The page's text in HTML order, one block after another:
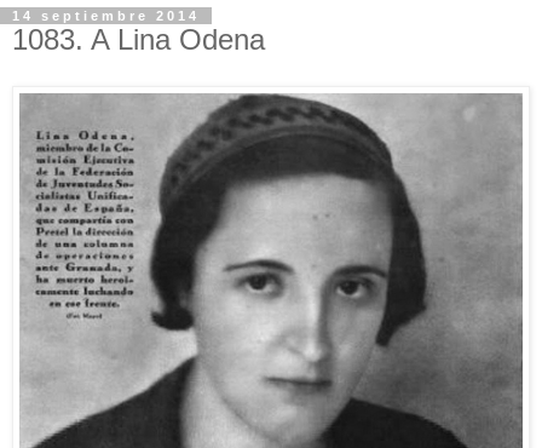
14 septiembre 2014
1083. A Lina Odena